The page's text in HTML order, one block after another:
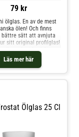
79 kr
Läs mer här
ölglas. En av de mest
ölen! Och finns
bättre sätt att avnjuta
sitt original profilglas!
fot. Lätt vågiga
ölglasets nedre del gör
ett lätt kristalliknande
Ölglas 25 Cl